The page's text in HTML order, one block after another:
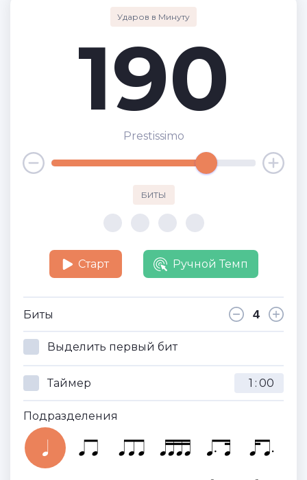
Ударов в Минуту
190
Prestissimo
БИТЫ
Старт Ручной Темп
Биты
Выделить первый бит
Таймер :
Подразделения